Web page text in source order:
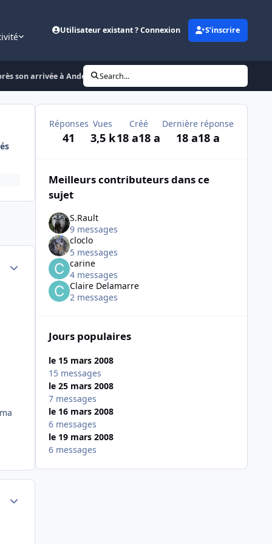
Utilisateur existant ? Connexion S’inscrire
son arrivée à Andeville !Search...
Author stats
Réponses
41
Vues
3,5 k
Créé
18 a18 a
Dernière réponse
18 a18 a
Meilleurs contributeurs dans ce
sujet
S.Rault
9 messages
cloclo
5 messages
carine
4 messages
Claire Delamarre
2 messages
Jours populaires
le 15 mars 2008
15 messages
le 25 mars 2008
7 messages
le 16 mars 2008
6 messages
le 19 mars 2008
6 messages